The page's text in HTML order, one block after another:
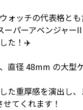
ォッチの代表格と
ーパーアベンジャー
た！✈️
直径 48mm の大型
た重厚感を演出し
てくれます！